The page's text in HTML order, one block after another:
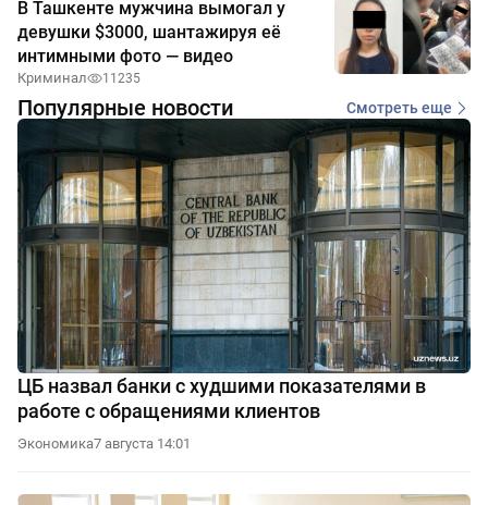
В Ташкенте мужчина вымогал у
девушки $3000, шантажируя её
интимными фото — видео
Криминал 11235
Популярные новости Смотреть еще
ЦБ назвал банки с худшими показателями в
работе с обращениями клиентов
Экономика7 августа 14:01